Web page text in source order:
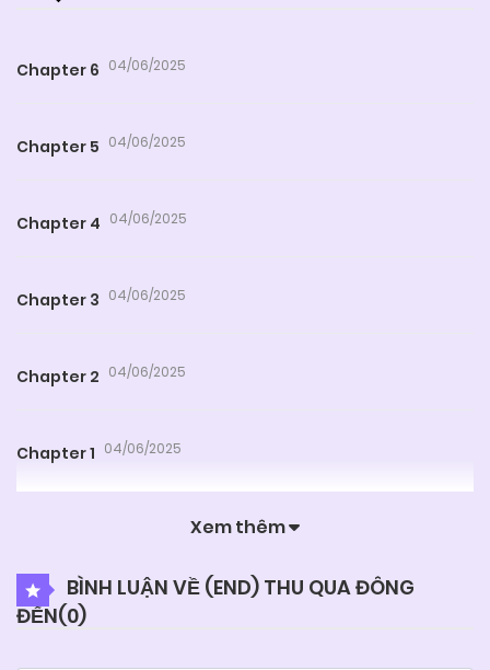
Chapter 6 04/06/2025
Chapter 5 04/06/2025
Chapter 4 04/06/2025
Chapter 3 04/06/2025
Chapter 2 04/06/2025
Chapter 1 04/06/2025
Xem thêm
BÌNH LUẬN VỀ (END) THU QUA ĐÔNG
ĐẾN(0)